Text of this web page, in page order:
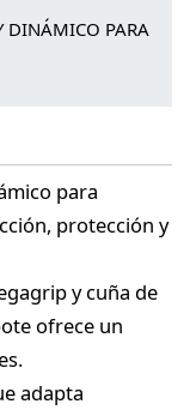
DINÁMICO PARA
para
protección y
y cuña de
ofrece un
adapta